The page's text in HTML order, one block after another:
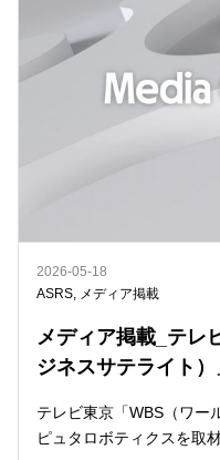
2026-05-18
ASRS, メディア掲載
メディア掲載_テレ
ジネスサテライト）
テレビ東京「WBS（ワー
ピュタロボティクスを取